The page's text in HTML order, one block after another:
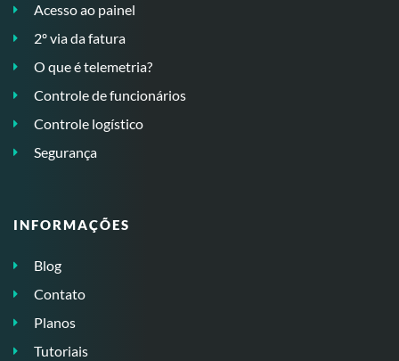
Acesso ao painel
2º via da fatura
O que é telemetria?
Controle de funcionários
Controle logístico
Segurança
INFORMAÇÕES
Blog
Contato
Planos
Tutoriais